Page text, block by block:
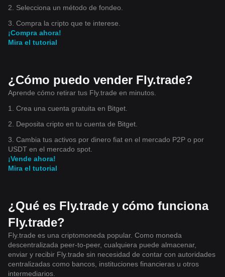
biggest winners won't simply be the assets that appreciate
replace. Because once infrastructure becomes essential...
People stop calling it innovation. They simply call it normal. -
DYOR and manage risk. #Bitcoin #Ethereum #Blockchain
(XAUUSDT) 🥈 Silver (XAGUSDT) 🛢 Brent Crude (BZUSDT)
🛢 WTI Crude (CLUSDT) ⚙ Platinum (XPTUSDT) ⚙
Palladium (XPDUSDT) 🔥 Natural Gas (NGUSDT)
Commodity trends continue influencing inflation
Developer consistency ✔ Enterprise adoption ✔ AI
infrastructure ✔ Tokenized asset expansion ✔ Digital
increasingly reward ecosystems capable of generating
lasting utility rather than temporary excitement. --- The Real
Question The next decade won't ask: "Which coin went up
the most?" It will ask: Which networks became part of
everyday life? Which blockchain settled global commerce?
Which AI network powered intelligent automation? Which
stablecoin moved international capital? Which infrastructure
connected billions of people? Because once technology
biggest winners of the next era may not be those who
predicted the next rally. They may be those who recognized
that crypto was never just building a market... It was quietly
rebuilding the operating system of the global economy. ---
Disclaimer: This article is for educational and informational
purposes only and should not be considered financial, legal,
or investment advice. Digital asset markets remain volatile
and are influenced by Federal Reserve and FOMC policy,
inflation data, employment reports, liquidity conditions,
regulation, technological innovation, and global
链。 来自： 越来越多国家接受数字支付。 来自： 越来越多AI
系统开始调用链上数据。 真正推动市场前进的， 从来不是情
绪。 而是世界运行方式的改变。 未来最伟大的项目，不一定
拥有最大的涨幅；它们更可能成为全球金融、人工智能、支付
重构未来。 --- 免责声明：本文仅供市场研究与学习交流，不
构成任何投资建议。数字资产市场具有高波动性，其走势可能
受到美联储及FOMC政策、通胀数据、就业市场、全球流动
资前请坚持 DYOR（独立研究），并做好风险管理。 $BTC
$MMT $ROBO
2. Selecciona un método de fondeo.
3. Compra la cripto que te interese.
¡Compra ahora!
Mira el tutorial
¿Cómo puedo vender Fly.trade?
Aprende cómo retirar tus Fly.trade en minutos.
1. Crea una cuenta gratuita en Bitget.
2. Deposita cripto en tu cuenta de Bitget.
3. Cambia tus activos por dinero fiat en el mercado P2P o por
USDT en el mercado spot.
¡Vende ahora!
Mira el tutorial
¿Qué es Fly.trade y cómo funciona
Fly.trade?
Fly.trade es una criptomoneda popular. Como moneda
descentralizada peer-to-peer, cualquiera puede almacenar,
enviar y recibir Fly.trade sin necesidad de contar con autoridades
centralizadas como bancos, instituciones financieras u otros
intermediarios.